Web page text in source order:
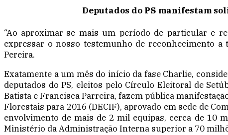
Deputados do PS manifestam
“Ao aproximar-se mais um período de particular e
expressar o nosso testemunho de reconhecimento a
Pereira.
Exatamente a um mês do início da fase Charlie,
deputados do PS, eleitos pelo Círculo Eleitoral de
Batista e Francisca Parreira, fazem pública
Florestais para 2016 (DECIF), aprovado em sede de
envolvimento de mais de 2 mil equipas, cerca de 10
Ministério da Administração Interna superior a 70